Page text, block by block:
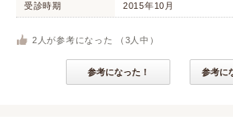
受診時期 2015年10月
2 人が参考になった （ 3 人中）
参考になった！ 参考に